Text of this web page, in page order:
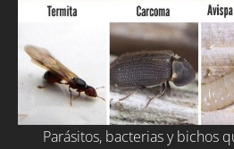
Parásitos, bacterias y bichos